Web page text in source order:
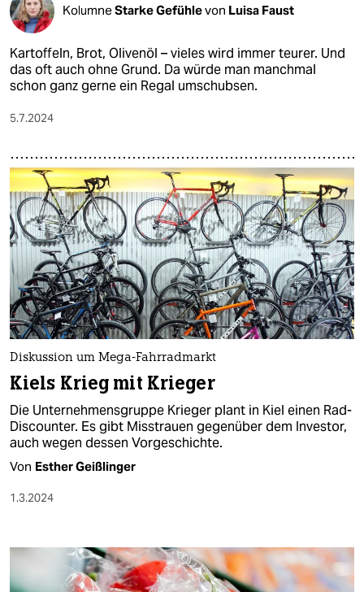
KolumneStarke Gefühlevon Luisa Faust
Kartoffeln, Brot, Olivenöl – vieles wird immer teurer. Und
das oft auch ohne Grund. Da würde man manchmal
schon ganz gerne ein Regal umschubsen.
5.7.2024
Diskussion um Mega-Fahrradmarkt
Kiels Krieg mit Krieger
Die Unternehmensgruppe Krieger plant in Kiel einen Rad-
Discounter. Es gibt Misstrauen gegenüber dem Investor,
auch wegen dessen Vorgeschichte.
Von Esther Geißlinger
1.3.2024